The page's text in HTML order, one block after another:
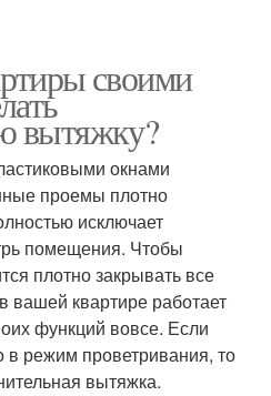
своими
вытяжку?
окнами
проемы плотно
исключает
помещения. Чтобы
плотно закрывать все
вашей квартире работает
функций вовсе. Если
в режим проветривания, то
вытяжка.